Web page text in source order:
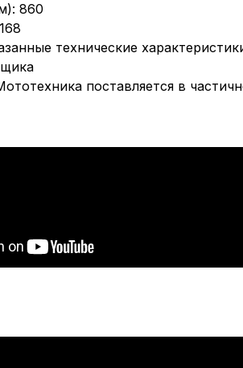
860
технические
поставляется в